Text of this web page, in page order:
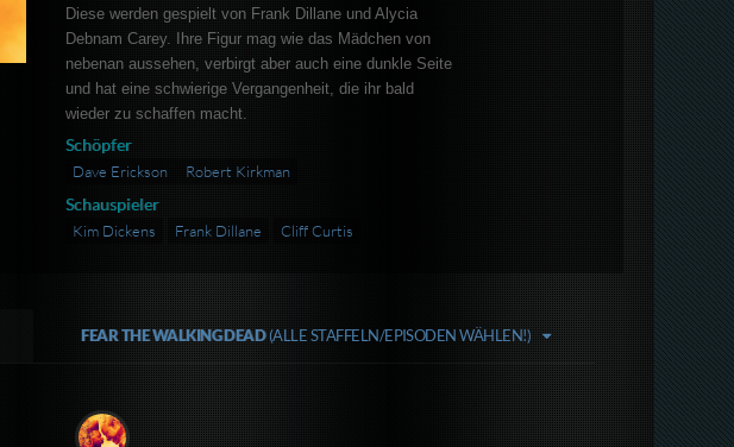
Diese werden gespielt von Frank Dillane und Alycia
Debnam Carey. Ihre Figur mag wie das Mädchen von
nebenan aussehen, verbirgt aber auch eine dunkle Seite
und hat eine schwierige Vergangenheit, die ihr bald
wieder zu schaffen macht.
Schöpfer
Dave Erickson Robert Kirkman
Schauspieler
Kim Dickens Frank Dillane Cliff Curtis
FEAR THE WALKING DEAD(ALLE STAFFELN/EPISODEN WÄHLEN!)